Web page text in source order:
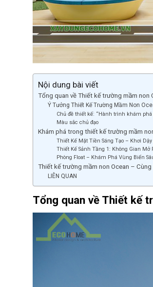
Nội dung bài viết
Tổng quan về Thiết kế trường mầm non
Ý Tưởng Thiết Kế Trường Mầm Non
Chủ đề thiết kế: “Hành trình khám phá
Màu sắc chủ đạo
Khám phá trong thiết kế trường mầm
Thiết Kế Mặt Tiền Sáng Tạo – Khơi Dậy
Thiết Kế Sảnh Tầng 1: Không Gian Mở
Phòng Float – Khám Phá Vùng Biển
Thiết kế trường mầm non Ocean –
LIÊN QUAN
Tổng quan về Thiết kế